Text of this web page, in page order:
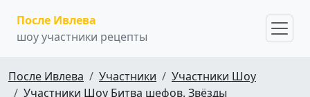
После Ивлева
шоу участники рецепты
После Ивлева Участники
Участники Шоу
Участники Шоу Битва шефов. Звёзды